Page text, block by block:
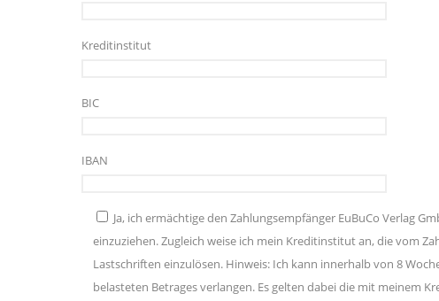
Kreditinstitut
BIC
IBAN
Ja, ich ermächtige den Zahlungsempfänger EuBuCo Verlag
einzuziehen. Zugleich weise ich mein Kreditinstitut an, die vom
Lastschriften einzulösen. Hinweis: Ich kann innerhalb von 8
belasteten Betrages verlangen. Es gelten dabei die mit meinem